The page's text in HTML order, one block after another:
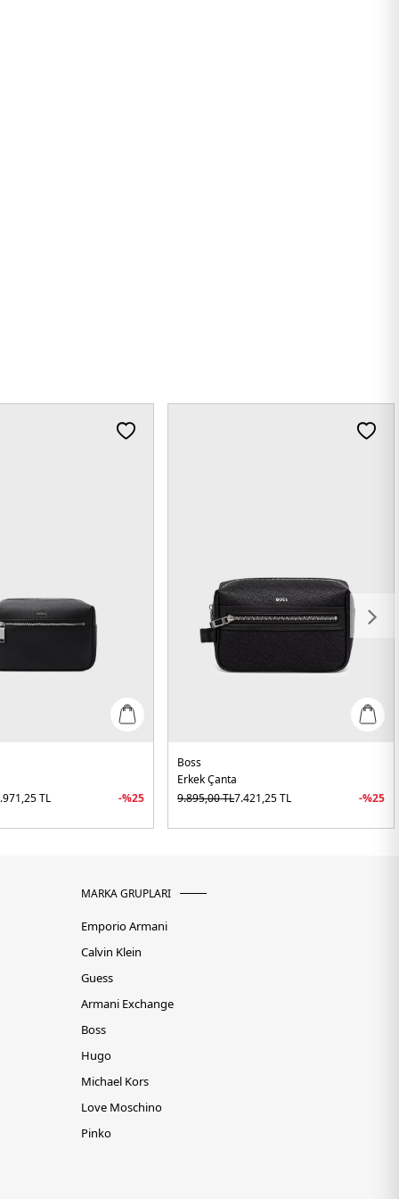
TL -%25
Boss
Erkek Çanta
9.895,00TL7.421,25TL -%25
MARKA GRUPLARI
Emporio Armani
Calvin Klein
Guess
Armani Exchange
Boss
Hugo
Michael Kors
Love Moschino
Pinko